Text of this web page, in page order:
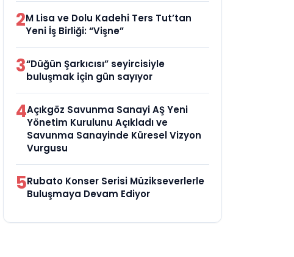
2M Lisa ve Dolu Kadehi Ters Tut’tan
Yeni İş Birliği: “Vişne”
3“Düğün Şarkıcısı” seyircisiyle
buluşmak için gün sayıyor
4Açıkgöz Savunma Sanayi AŞ Yeni
Yönetim Kurulunu Açıkladı ve
Savunma Sanayinde Küresel Vizyon
Vurgusu
5Rubato Konser Serisi Müzikseverlerle
Buluşmaya Devam Ediyor